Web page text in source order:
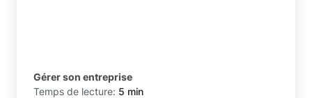
Gérer son entreprise
Temps de lecture: 5 min